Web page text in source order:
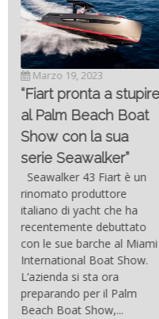
Marzo 19, 2023
“Fiart pronta a stupire
al Palm Beach Boat
Show con la sua
serie Seawalker”
Seawalker 43 Fiart è un
rinomato produttore
italiano di yacht che ha
recentemente debuttato
con le sue barche al Miami
International Boat Show.
L’azienda si sta ora
preparando per il Palm
Beach Boat Show,...